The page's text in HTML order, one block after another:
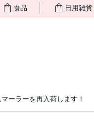
食品 日用雑貨
ーラーを再入荷します！